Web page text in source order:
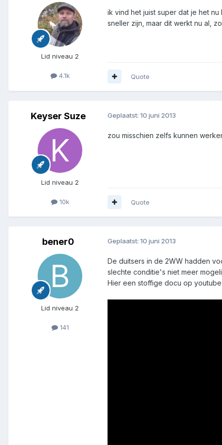
Lid niveau 2
4.1k
ik vind het juist super dat je het
sneller zijn, maar dit werkt nu al,
Quote
Keyser Suze
Lid niveau 2
10k
Geplaatst: 10 juni 2013
zou misschien zelfs kunnen
Quote
bener0
Lid niveau 2
141
Geplaatst: 10 juni 2013
De duitsers in de 2WW hadden
slechte conditie's niet meer
Hier een stoffige docu op